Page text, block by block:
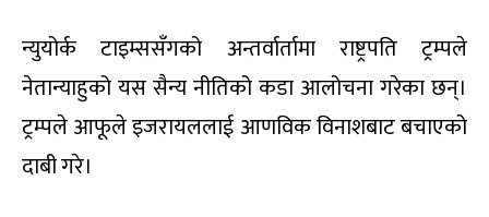
न्युयोर्क टाइम्ससँगको अन्तर्वार्तामा राष्ट्रपति ट्रम्पले
नेतान्याहुको यस सैन्य नीतिको कडा आलोचना गरेका छन्।
ट्रम्पले आफूले इजरायललाई आणविक विनाशबाट बचाएको
दाबी गरे।